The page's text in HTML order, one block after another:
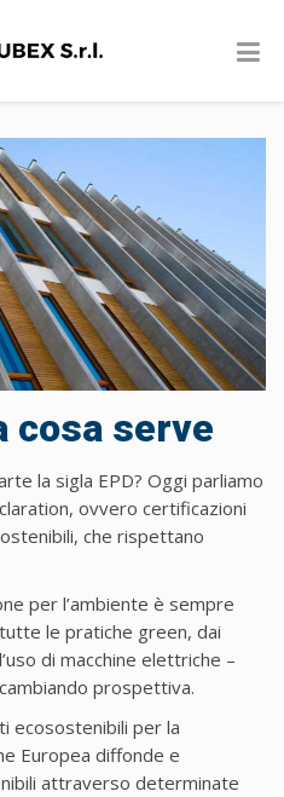
cosa serve
la sigla EPD? Oggi parliamo
ovvero certificazioni
che rispettano
per l’ambiente è sempre
le pratiche green, dai
di macchine elettriche –
prospettiva.
ecosostenibili per la
Europea diffonde e
attraverso determinate